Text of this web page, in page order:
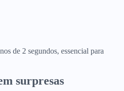
de 2 segundos, essencial para
surpresas